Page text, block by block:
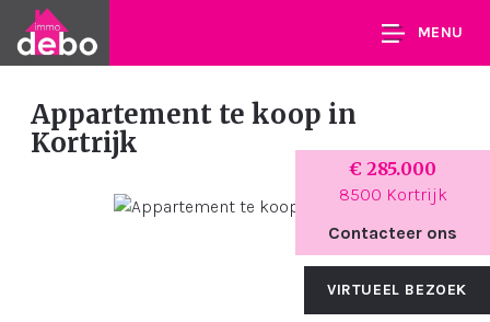
MENU
Appartement te koop in
Kortrijk
€ 285.000
8500 Kortrijk
Contacteer ons
VIRTUEEL BEZOEK